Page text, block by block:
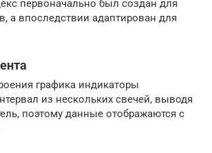
первоначально был создан для
а впоследствии адаптирован для
графика индикаторы
из нескольких свечей, выводя
поэтому данные отображаются с